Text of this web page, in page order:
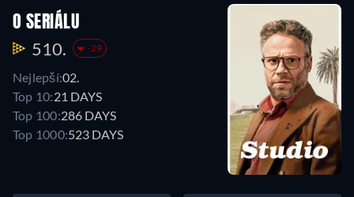
O SERIÁLU
510. -29
Nejlepší:02.
Top 10:21 DAYS
Top 100:286 DAYS
Top 1000:523 DAYS